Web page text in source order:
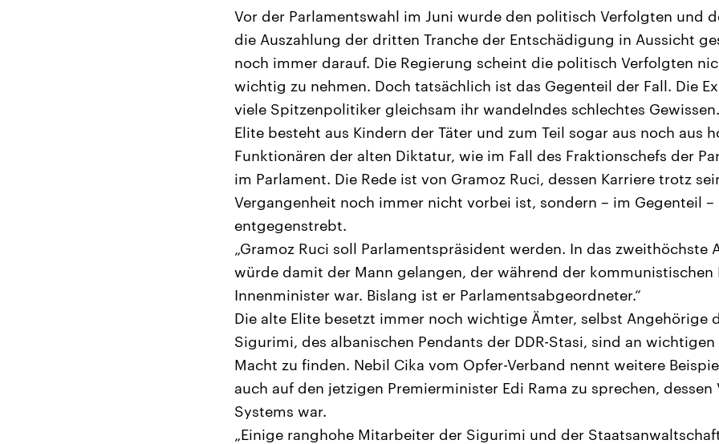
Vor der Parlamentswahl im Juni wurde den politisch Verfolgten und
die Auszahlung der dritten Tranche der Entschädigung in Aussicht
noch immer darauf. Die Regierung scheint die politisch Verfolgten
wichtig zu nehmen. Doch tatsächlich ist das Gegenteil der Fall. Die
viele Spitzenpolitiker gleichsam ihr wandelndes schlechtes
Elite besteht aus Kindern der Täter und zum Teil sogar aus noch aus
Funktionären der alten Diktatur, wie im Fall des Fraktionschefs der
im Parlament. Die Rede ist von Gramoz Ruci, dessen Karriere trotz
Vergangenheit noch immer nicht vorbei ist, sondern – im Gegenteil –
entgegenstrebt.
„Gramoz Ruci soll Parlamentspräsident werden. In das zweithöchste
würde damit der Mann gelangen, der während der
Innenminister war. Bislang ist er Parlamentsabgeordneter.“
Die alte Elite besetzt immer noch wichtige Ämter, selbst Angehörige
Sigurimi, des albanischen Pendants der DDR-Stasi, sind an
Macht zu finden. Nebil Cika vom Opfer-Verband nennt weitere
auch auf den jetzigen Premierminister Edi Rama zu sprechen, dessen
Systems war.
„Einige ranghohe Mitarbeiter der Sigurimi und der